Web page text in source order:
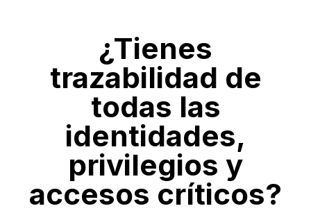
¿Tienes
trazabilidad de
todas las
identidades,
privilegios y
accesos críticos?